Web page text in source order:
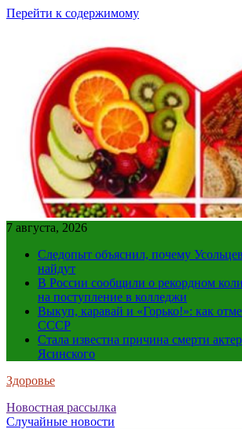
Перейти к содержимому
7 августа, 2026
Следопыт объяснил, почему
найдут
В России сообщили о рекордном
на поступление в колледжи
Выкуп, каравай и «Горько!»: как
СССР
Стала известна причина смерти
Ясинского
Здоровье
Новостная рассылка
Случайные новости